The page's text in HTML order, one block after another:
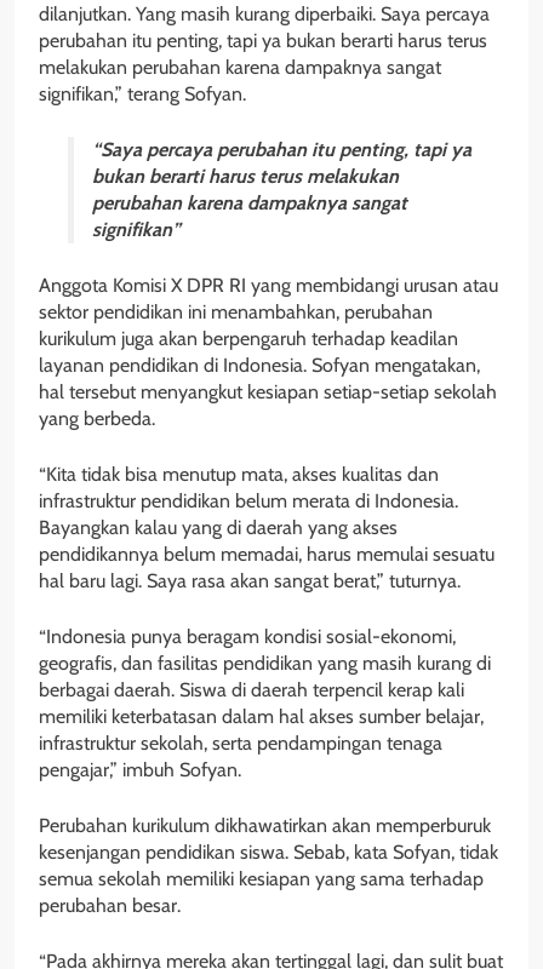
dilanjutkan. Yang masih kurang diperbaiki. Saya percaya
perubahan itu penting, tapi ya bukan berarti harus terus
melakukan perubahan karena dampaknya sangat
signifikan,” terang Sofyan.
“Saya percaya perubahan itu penting, tapi ya
bukan berarti harus terus melakukan
perubahan karena dampaknya sangat
signifikan”
Anggota Komisi X DPR RI yang membidangi urusan atau
sektor pendidikan ini menambahkan, perubahan
kurikulum juga akan berpengaruh terhadap keadilan
layanan pendidikan di Indonesia. Sofyan mengatakan,
hal tersebut menyangkut kesiapan setiap-setiap sekolah
yang berbeda.
“Kita tidak bisa menutup mata, akses kualitas dan
infrastruktur pendidikan belum merata di Indonesia.
Bayangkan kalau yang di daerah yang akses
pendidikannya belum memadai, harus memulai sesuatu
hal baru lagi. Saya rasa akan sangat berat,” tuturnya.
“Indonesia punya beragam kondisi sosial-ekonomi,
geografis, dan fasilitas pendidikan yang masih kurang di
berbagai daerah. Siswa di daerah terpencil kerap kali
memiliki keterbatasan dalam hal akses sumber belajar,
infrastruktur sekolah, serta pendampingan tenaga
pengajar,” imbuh Sofyan.
Perubahan kurikulum dikhawatirkan akan memperburuk
kesenjangan pendidikan siswa. Sebab, kata Sofyan, tidak
semua sekolah memiliki kesiapan yang sama terhadap
perubahan besar.
“Pada akhirnya mereka akan tertinggal lagi, dan sulit buat